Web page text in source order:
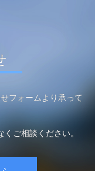
フォームより承って
ご相談ください。